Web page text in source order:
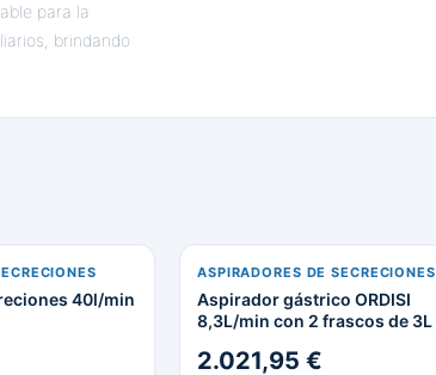
para la
brindando
40l/min
ASPIRADORES DE SECRECIONES
Aspirador gástrico ORDISI
8,3L/min con 2 frascos de 3L
2.021,95 €